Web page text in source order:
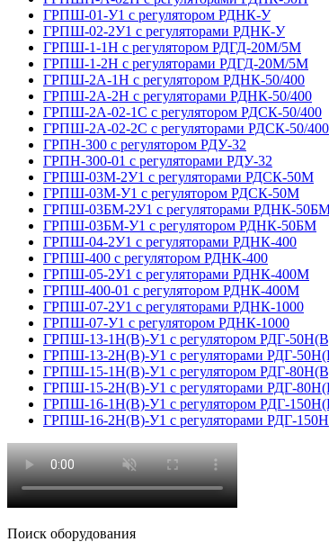
ГРПШ-01-У1 с регулятором РДНК-У
ГРПШ-02-2У1 с регуляторами РДНК-У
ГРПШ-1-1Н с регулятором РДГД-20М/5М
ГРПШ-1-2Н с регуляторами РДГД-20М/5М
ГРПШ-2А-1Н с регулятором РДНК-50/400
ГРПШ-2А-2Н с регуляторами РДНК-50/400
ГРПШ-2А-02-1С с регулятором РДСК-50/400
ГРПШ-2А-02-2С с регуляторами РДСК-50/400
ГРПН-300 с регулятором РДУ-32
ГРПН-300-01 с регуляторами РДУ-32
ГРПШ-03М-2У1 с регуляторами РДСК-50М
ГРПШ-03М-У1 с регулятором РДСК-50М
ГРПШ-03БМ-2У1 с регуляторами РДНК-
ГРПШ-03БМ-У1 с регулятором РДНК-50БМ
ГРПШ-04-2У1 с регуляторами РДНК-400
ГРПШ-400 с регулятором РДНК-400
ГРПШ-05-2У1 с регуляторами РДНК-400М
ГРПШ-400-01 с регулятором РДНК-400М
ГРПШ-07-2У1 с регуляторами РДНК-1000
ГРПШ-07-У1 с регулятором РДНК-1000
ГРПШ-13-1Н(В)-У1 с регулятором РДГ-
ГРПШ-13-2Н(В)-У1 с регуляторами РДГ-
ГРПШ-15-1Н(В)-У1 с регулятором РДГ-
ГРПШ-15-2Н(В)-У1 с регуляторами РДГ-
ГРПШ-16-1Н(В)-У1 с регулятором РДГ-
ГРПШ-16-2Н(В)-У1 с регуляторами РДГ-
Поиск оборудования